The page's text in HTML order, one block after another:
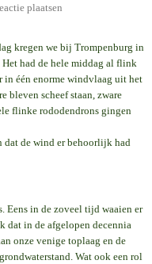
plaatsen
kregen we bij Trompenburg in
had de hele middag al flink
in één enorme windvlaag uit het
bleven scheef staan, zware
flinke rododendrons gingen
de wind er behoorlijk had
Eens in de zoveel tijd waaien er
dat in de afgelopen decennia
onze venige toplaag en de
Wat ook een rol